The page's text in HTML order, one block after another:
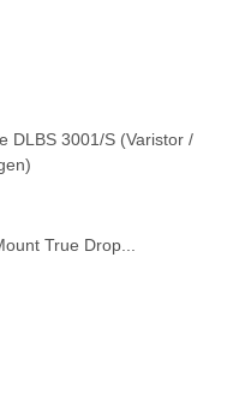
DLBS 3001/S (Varistor /